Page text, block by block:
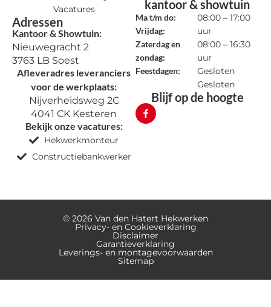
Vacatures
Adressen
Kantoor & Showtuin:
Nieuwegracht 2
3763 LB Soest
Afleveradres leveranciers
voor de werkplaats:
Nijverheidsweg 2C
4041 CK Kesteren
Bekijk onze vacatures:
Hekwerkmonteur
Constructiebankwerker
kantoor & showtuin
Ma t/m do:
Vrijdag:
Zaterdag en
zondag:
Feestdagen:
08:00 – 17:00
uur
08:00 – 16:30
uur
Gesloten
Gesloten
Blijf op de hoogte
© 2026 Van den Hatert Hekwerken
Privacy- en Cookieverklaring
Disclaimer
Garantieverklaring
Leverings- en montagevoorwaarden
Sitemap